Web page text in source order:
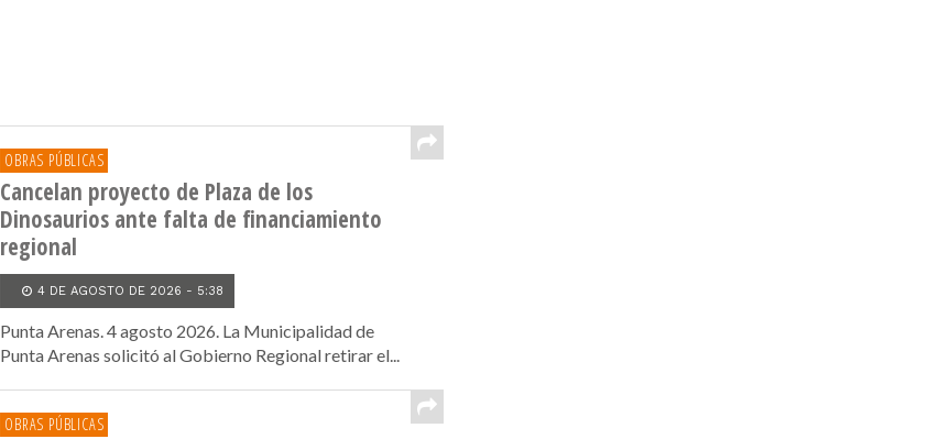
OBRAS PÚBLICAS
Cancelan proyecto de Plaza de los
Dinosaurios ante falta de financiamiento
regional
4 DE AGOSTO DE 2026 - 5:38
Punta Arenas. 4 agosto 2026. La Municipalidad de
Punta Arenas solicitó al Gobierno Regional retirar el...
OBRAS PÚBLICAS